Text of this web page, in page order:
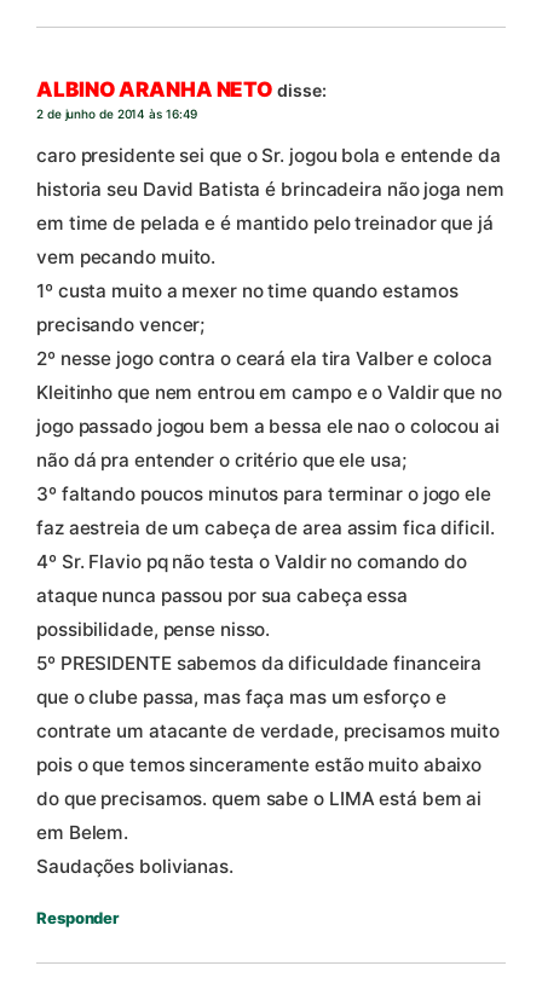
ALBINO ARANHA NETO disse:
2 de junho de 2014 às 16:49
caro presidente sei que o Sr. jogou bola e entende da
historia seu David Batista é brincadeira não joga nem
em time de pelada e é mantido pelo treinador que já
vem pecando muito.
1º custa muito a mexer no time quando estamos
precisando vencer;
2º nesse jogo contra o ceará ela tira Valber e coloca
Kleitinho que nem entrou em campo e o Valdir que no
jogo passado jogou bem a bessa ele nao o colocou ai
não dá pra entender o critério que ele usa;
3º faltando poucos minutos para terminar o jogo ele
faz aestreia de um cabeça de area assim fica dificil.
4º Sr. Flavio pq não testa o Valdir no comando do
ataque nunca passou por sua cabeça essa
possibilidade, pense nisso.
5º PRESIDENTE sabemos da dificuldade financeira
que o clube passa, mas faça mas um esforço e
contrate um atacante de verdade, precisamos muito
pois o que temos sinceramente estão muito abaixo
do que precisamos. quem sabe o LIMA está bem ai
em Belem.
Saudações bolivianas.
Responder